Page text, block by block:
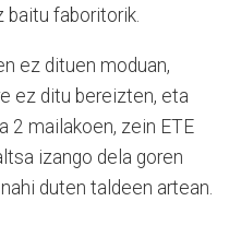
baitu faboritorik.
ez dituen moduan,
ez ditu bereizten, eta
2 mailakoen, zein ETE
izango dela goren
duten taldeen artean.